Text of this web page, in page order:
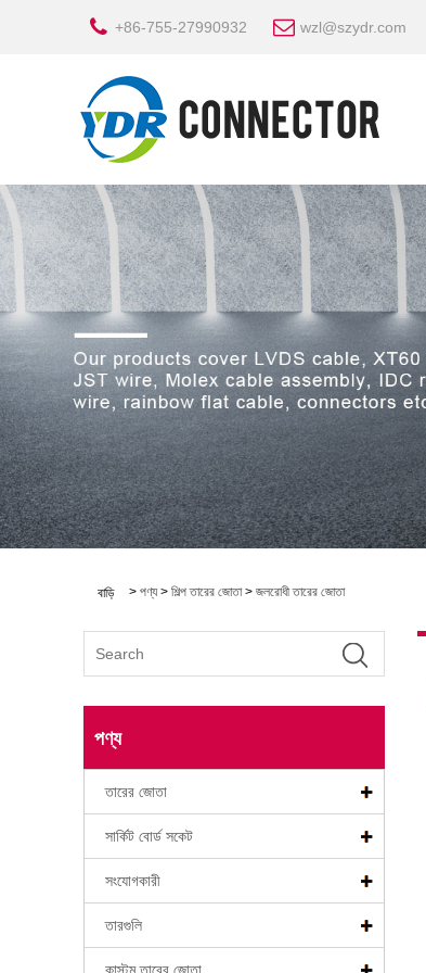
+86-755-27990932 wzl@szydr.com
বাড়ি > পণ্য> শিল্প তারের জোতা> জলরোধী তারের জোতা
পণ্য
তারের জোতা
সার্কিট বোর্ড সকেট
সংযোগকারী
তারগুলি